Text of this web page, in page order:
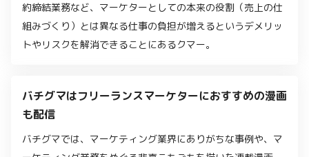
約締結業務など、マーケターとしての本来の役割（売上の仕
組みづくり）とは異なる仕事の負担が増えるというデメリッ
トやリスクを解消できることにあるクマー。
バチグマはフリーランスマーケターにおすすめの漫画
も配信
バチグマでは、マーケティング業界にありがちな事例や、マ